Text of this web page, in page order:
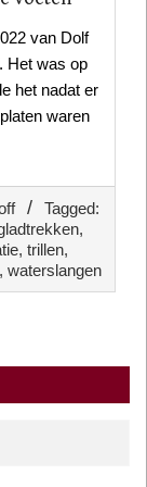
van Dolf
Het was op
het nadat er
waren
Tagged:
,
, trillen,
, waterslangen